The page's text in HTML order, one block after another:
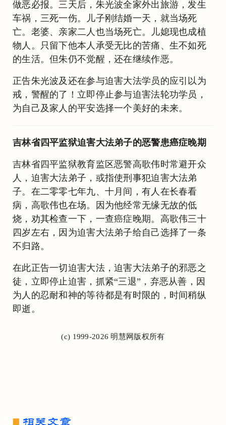
做恶必报。三天后，朱光波全家外出旅游，发生
车祸，三死一伤。儿子刚结婚一天，就当场死
亡。老婆、亲家二人也当场死亡。儿媳现也成植
物人。只留下他本人承受无比的苦痛、生不如死
的生活。但朱仍不觉醒，还在继续作恶。
正告朱光波及还在参与迫害大法学员的应引以为
戒，警醒的了！立即停止参与迫害法轮功学员，
为自己及家人的平安选择一个美好的未来。
吉林省四平监狱迫害大法弟子的恶警患癌症晚期
吉林省四平监狱教育监区恶警高歌伟时常避开众
人，迫害大法弟子，或指使刑事犯迫害大法弟
子。在二零零七年九、十月间，有人在长春看
病，高歌伟也在场。因为他经常无缘无故的低
烧，劝其检查一下，一查癌症晚期。高歌伟三十
四岁左右，因为迫害大法弟子给自己选择了一条
不归路。
在此正告一切迫害大法，迫害大法弟子的邪恶之
徒，立即停止迫害，抓紧“三退”，弃恶从善，因
为人的忍耐和神的等待都是有时限的，时间稍纵
即逝。
(c) 1999-2026 明慧网版权所有